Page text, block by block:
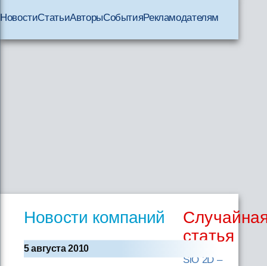
НовостиСтатьиАвторыСобытияРекламодателям
Новости компаний
5 августа 2010
статья
SiO 2D –